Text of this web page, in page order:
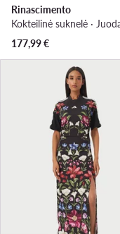
Rinascimento
177,99€